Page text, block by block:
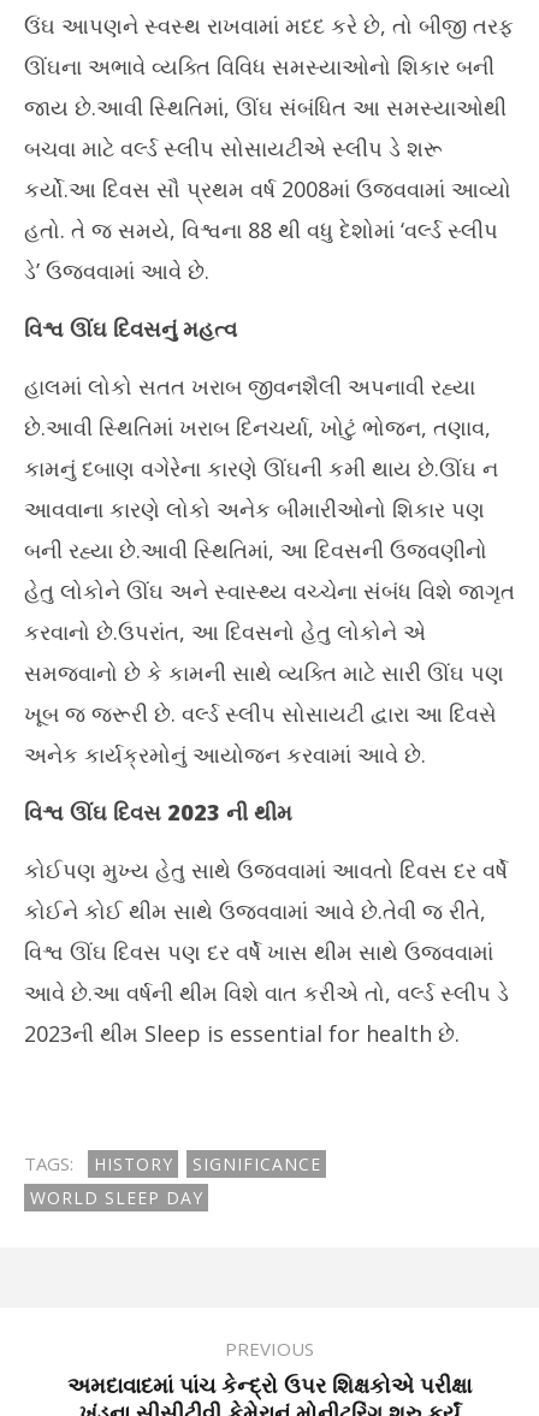
ઉંઘ આપણને સ્વસ્થ રાખવામાં મદદ કરે છે, તો બીજી તરફ
ઊંઘના અભાવે વ્યક્તિ વિવિધ સમસ્યાઓનો શિકાર બની
જાય છે.આવી સ્થિતિમાં, ઊંઘ સંબંધિત આ સમસ્યાઓથી
બચવા માટે વર્લ્ડ સ્લીપ સોસાયટીએ સ્લીપ ડે શરૂ
કર્યો.આ દિવસ સૌ પ્રથમ વર્ષ 2008માં ઉજવવામાં આવ્યો
હતો. તે જ સમયે, વિશ્વના 88 થી વધુ દેશોમાં ‘વર્લ્ડ સ્લીપ
ડે’ ઉજવવામાં આવે છે.
વિશ્વ ઊંઘ દિવસનું મહત્વ
હાલમાં લોકો સતત ખરાબ જીવનશૈલી અપનાવી રહ્યા
છે.આવી સ્થિતિમાં ખરાબ દિનચર્યા, ખોટું ભોજન, તણાવ,
કામનું દબાણ વગેરેના કારણે ઊંઘની કમી થાય છે.ઊંઘ ન
આવવાના કારણે લોકો અનેક બીમારીઓનો શિકાર પણ
બની રહ્યા છે.આવી સ્થિતિમાં, આ દિવસની ઉજવણીનો
હેતુ લોકોને ઊંઘ અને સ્વાસ્થ્ય વચ્ચેના સંબંધ વિશે જાગૃત
કરવાનો છે.ઉપરાંત, આ દિવસનો હેતુ લોકોને એ
સમજવાનો છે કે કામની સાથે વ્યક્તિ માટે સારી ઊંઘ પણ
ખૂબ જ જરૂરી છે. વર્લ્ડ સ્લીપ સોસાયટી દ્વારા આ દિવસે
અનેક કાર્યક્રમોનું આયોજન કરવામાં આવે છે.
વિશ્વ ઊંઘ દિવસ 2023 ની થીમ
કોઈપણ મુખ્ય હેતુ સાથે ઉજવવામાં આવતો દિવસ દર વર્ષે
કોઈને કોઈ થીમ સાથે ઉજવવામાં આવે છે.તેવી જ રીતે,
વિશ્વ ઊંઘ દિવસ પણ દર વર્ષે ખાસ થીમ સાથે ઉજવવામાં
આવે છે.આ વર્ષની થીમ વિશે વાત કરીએ તો, વર્લ્ડ સ્લીપ ડે
2023ની થીમ Sleep is essential for health છે.
TAGS: HISTORY
SIGNIFICANCE
WORLD SLEEP DAY
PREVIOUS
અમદાવાદમાં પાંચ કેન્દ્રો ઉપર શિક્ષકોએ પરીક્ષા